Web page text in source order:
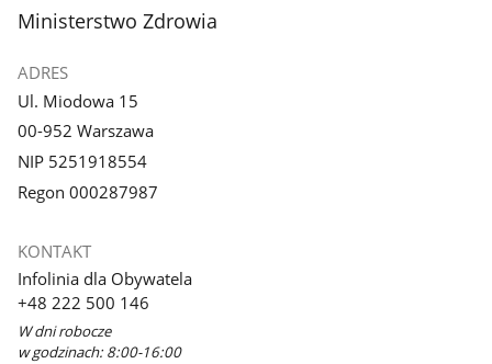
stopka
Ministerstwo Zdrowia
ADRES
Ul. Miodowa 15
00-952 Warszawa
NIP 5251918554
Regon 000287987
KONTAKT
Infolinia dla Obywatela
+48 222 500 146
W dni robocze
w godzinach: 8:00-16:00